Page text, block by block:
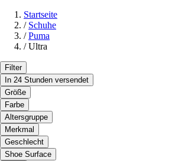
Startseite
/ Schuhe
/ Puma
/ Ultra
Filter
In 24 Stunden versendet
Größe
Farbe
Altersgruppe
Merkmal
Geschlecht
Shoe Surface